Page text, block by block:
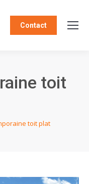
Contact
toit
toit plat